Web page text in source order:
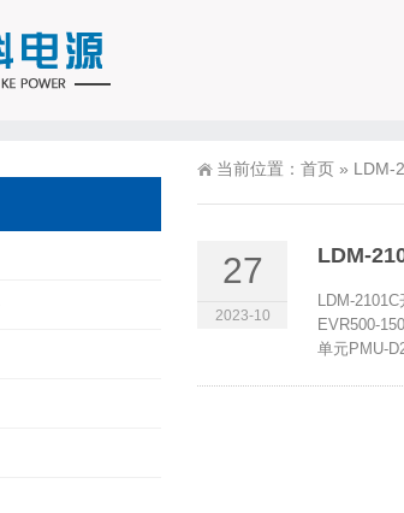
当前位置： 首页 » LDM-
27
2023-10
LDM-
LDM-
EVR500-
单元PMU-